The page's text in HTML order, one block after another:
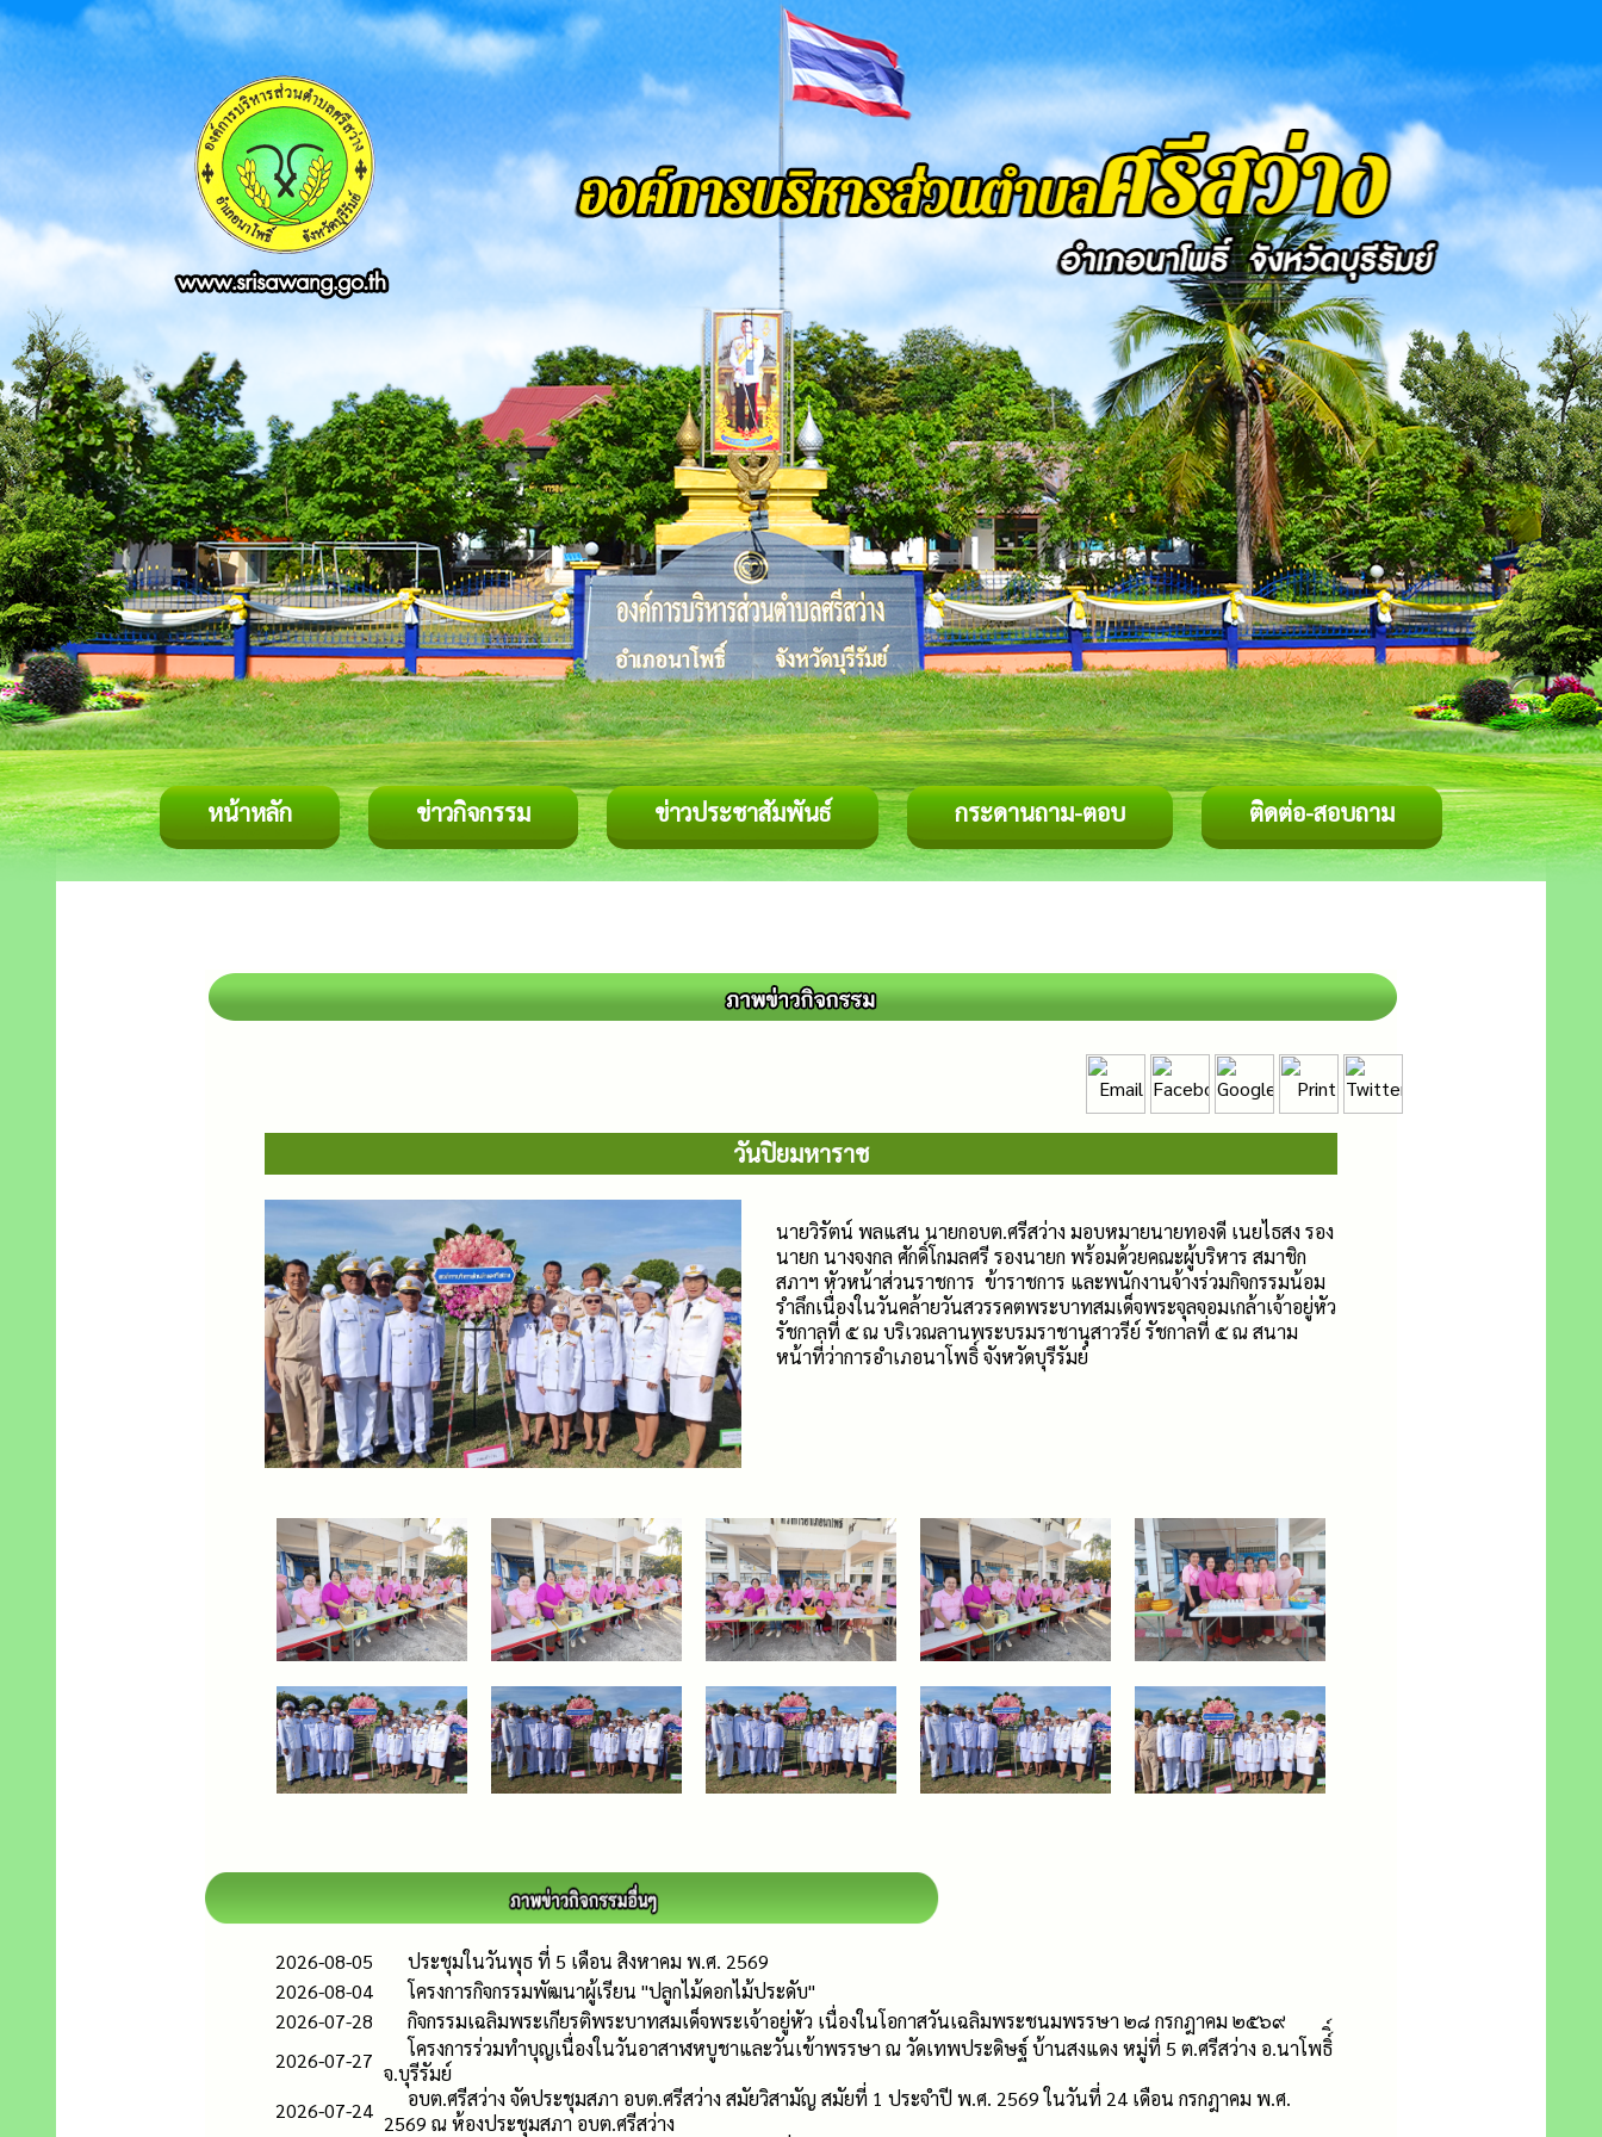
หน้าหลัก ข่าวกิจกรรม ข่าวประชาสัมพันธ์ กระดานถาม-ตอบ ติดต่อ-สอบถาม
วันปิยมหาราช
นายวิรัตน์ พลแสน นายกอบต.ศรีสว่าง มอบหมายนายทองดี เนยไธสง รอง
นายก นางจงกล ศักดิ์โกมลศรี รองนายก พร้อมด้วยคณะผู้บริหาร สมาชิก
สภาฯ หัวหน้าส่วนราชการ ข้าราชการ และพนักงานจ้างร่วมกิจกรรมน้อม
รำลึกเนื่องในวันคล้ายวันสวรรคตพระบาทสมเด็จพระจุลจอมเกล้าเจ้าอยู่หัว
รัชกาลที่ ๕ ณ บริเวณลานพระบรมราชานุสาวรีย์ รัชกาลที่ ๕ ณ สนาม
หน้าที่ว่าการอำเภอนาโพธิ์ จังหวัดบุรีรัมย์
2026-08-05
ประชุมในวันพุธ ที่ 5 เดือน สิงหาคม พ.ศ. 2569
2026-08-04
โครงการกิจกรรมพัฒนาผู้เรียน "ปลูกไม้ดอกไม้ประดับ"
2026-07-28
กิจกรรมเฉลิมพระเกียรติพระบาทสมเด็จพระเจ้าอยู่หัว เนื่องในโอกาสวันเฉลิมพระชนมพรรษา ๒๘ กรกฎาคม ๒๕๖๙
2026-07-27
โครงการร่วมทำบุญเนื่องในวันอาสาฬหบูชาและวันเข้าพรรษา ณ วัดเทพประดิษฐ์ บ้านสงแดง หมู่ที่ 5 ต.ศรีสว่าง อ.นาโพธิ์ิ์
จ.บุรีรัมย์
2026-07-24
อบต.ศรีสว่าง จัดประชุมสภา อบต.ศรีสว่าง สมัยวิสามัญ สมัยที่ 1 ประจำปี พ.ศ. 2569 ในวันที่ 24 เดือน กรกฎาคม พ.ศ.
2569 ณ ห้องประชุมสภา อบต.ศรีสว่าง